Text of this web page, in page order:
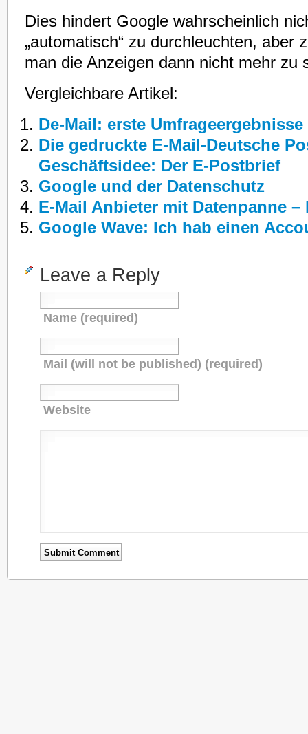
Dies hindert Google wahrscheinlich
„automatisch“ zu durchleuchten, aber
man die Anzeigen dann nicht mehr zu
Vergleichbare Artikel:
De-Mail: erste Umfrageergebnisse
Die gedruckte E-Mail-Deutsche
Geschäftsidee: Der E-Postbrief
Google und der Datenschutz
E-Mail Anbieter mit Datenpanne –
Google Wave: Ich hab einen
Leave a Reply
Name (required)
Mail (will not be published) (required)
Website